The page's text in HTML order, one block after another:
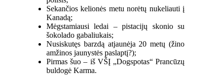
Sekančios kelionės metu norėtų nukeliauti į
Kanadą;
Mėgstamiausi ledai – pistacijų skonio su
šokolado gabaliukais;
Nusiskutęs barzdą atjaunėja 20 metų (žino
amžinos jaunystės paslaptį?);
Pirmas šuo – iš VŠĮ „Dogspotas“ Prancūzų
buldogė Karma.